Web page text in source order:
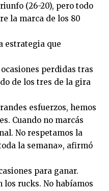
(26-20), pero todo
la marca de los 80
estrategia que
perdidas tras
de los tres de la gira
esfuerzos, hemos
Cuando no marcás
No respetamos la
la semana», afirmó
para ganar.
los rucks. No habíamos